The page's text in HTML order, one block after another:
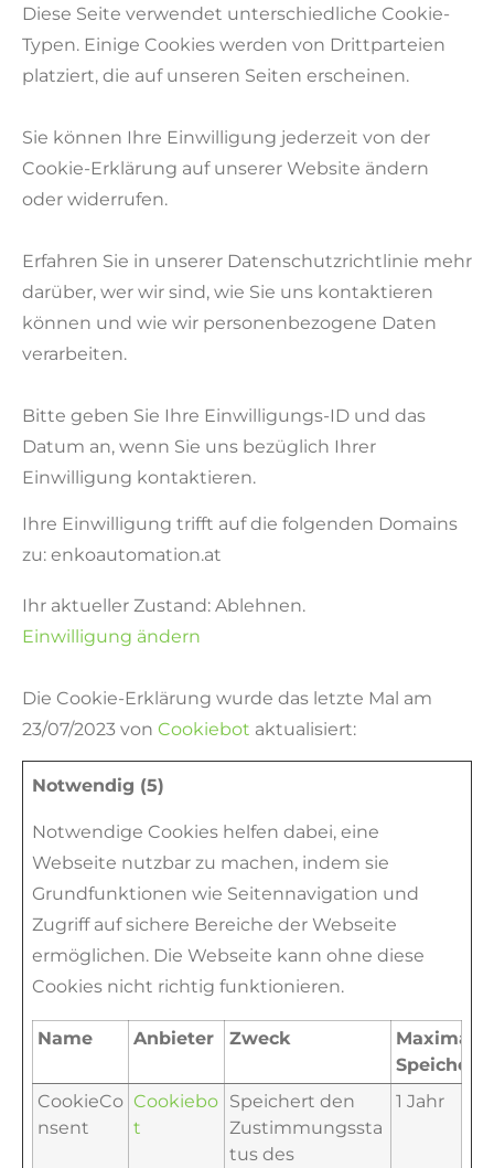
Diese Seite verwendet unterschiedliche Cookie-
Typen. Einige Cookies werden von Drittparteien
platziert, die auf unseren Seiten erscheinen.
Sie können Ihre Einwilligung jederzeit von der
Cookie-Erklärung auf unserer Website ändern
oder widerrufen.
Erfahren Sie in unserer Datenschutzrichtlinie mehr
darüber, wer wir sind, wie Sie uns kontaktieren
können und wie wir personenbezogene Daten
verarbeiten.
Bitte geben Sie Ihre Einwilligungs-ID und das
Datum an, wenn Sie uns bezüglich Ihrer
Einwilligung kontaktieren.
Ihre Einwilligung trifft auf die folgenden Domains
zu: enkoautomation.at
Ihr aktueller Zustand: Ablehnen.
Einwilligung ändern
Die Cookie-Erklärung wurde das letzte Mal am
23/07/2023 von Cookiebot aktualisiert:
Notwendig (5)
Notwendige Cookies helfen dabei, eine
Webseite nutzbar zu machen, indem sie
Grundfunktionen wie Seitennavigation und
Zugriff auf sichere Bereiche der Webseite
ermöglichen. Die Webseite kann ohne diese
Cookies nicht richtig funktionieren.
Name Anbieter Zweck
Maximale
CookieCo
nsent
Cookiebo
t
Speichert den
Zustimmungssta
tus des
1 Jahr